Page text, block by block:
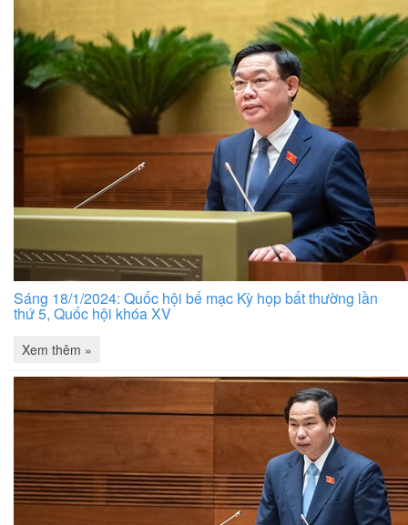
Sáng 18/1/2024: Quốc hội bế mạc Kỳ họp bất thường lần
thứ 5, Quốc hội khóa XV
Xem thêm »